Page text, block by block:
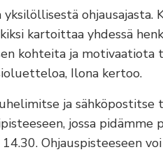
yksilöllisestä
kartoittaa yhdessä
kohteita ja motivaatiota
Ilona kertoo.
ja sähköpostitse
jossa
Ohjauspisteeseen